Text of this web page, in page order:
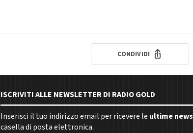
CONDIVIDI
ISCRIVITI ALLE NEWSLETTER DI RADIO GOLD
Inserisci il tuo indirizzo email per ricevere le ultime news
casella di posta elettronica.